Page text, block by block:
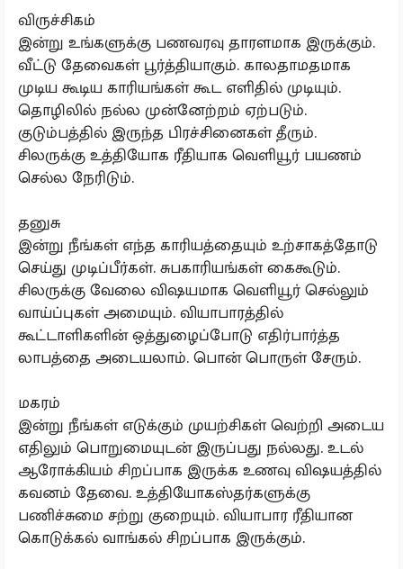
விருச்சிகம்
இன்று உங்களுக்கு பணவரவு தாரளமாக இருக்கும்.
வீட்டு தேவைகள் பூர்த்தியாகும். காலதாமதமாக
முடிய கூடிய காரியங்கள் கூட எளிதில் முடியும்.
தொழிலில் நல்ல முன்னேற்றம் ஏற்படும்.
குடும்பத்தில் இருந்த பிரச்சினைகள் தீரும்.
சிலருக்கு உத்தியோக ரீதியாக வெளியூர் பயணம்
செல்ல நேரிடும்.
தனுசு
இன்று நீங்கள் எந்த காரியத்தையும் உற்சாகத்தோடு
செய்து முடிப்பீர்கள். சுபகாரியங்கள் கைகூடும்.
சிலருக்கு வேலை விஷயமாக வெளியூர் செல்லும்
வாய்ப்புகள் அமையும். வியாபாரத்தில்
கூட்டாளிகளின் ஒத்துழைப்போடு எதிர்பார்த்த
லாபத்தை அடையலாம். பொன் பொருள் சேரும்.
மகரம்
இன்று நீங்கள் எடுக்கும் முயற்சிகள் வெற்றி அடைய
எதிலும் பொறுமையுடன் இருப்பது நல்லது. உடல்
ஆரோக்கியம் சிறப்பாக இருக்க உணவு விஷயத்தில்
கவனம் தேவை. உத்தியோகஸ்தர்களுக்கு
பணிச்சுமை சற்று குறையும். வியாபார ரீதியான
கொடுக்கல் வாங்கல் சிறப்பாக இருக்கும்.